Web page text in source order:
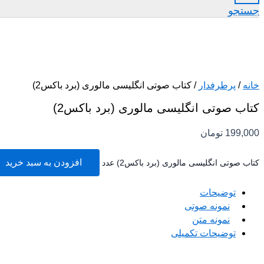
جستجو
خانه / پرطرفدار / کتاب صوتی انگلیسی مالوری (برد باکس2)
کتاب صوتی انگلیسی مالوری (برد باکس2)
199,000 تومان
کتاب صوتی انگلیسی مالوری (برد باکس2) عدد افزودن به سبد خرید
توضیحات
نمونه صوتی
نمونه متن
توضیحات تکمیلی